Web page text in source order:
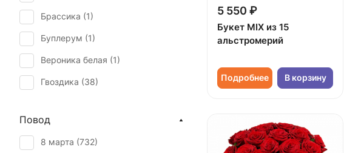
5 550 ₽
Букет MIX из 15
альстромерий
Подробнее В корзину
Брассика (1)
Буплерум (1)
Вероника белая (1)
Гвоздика (38)
Гиацинт (
Гиперикум (19
Повод
8 марта (732)